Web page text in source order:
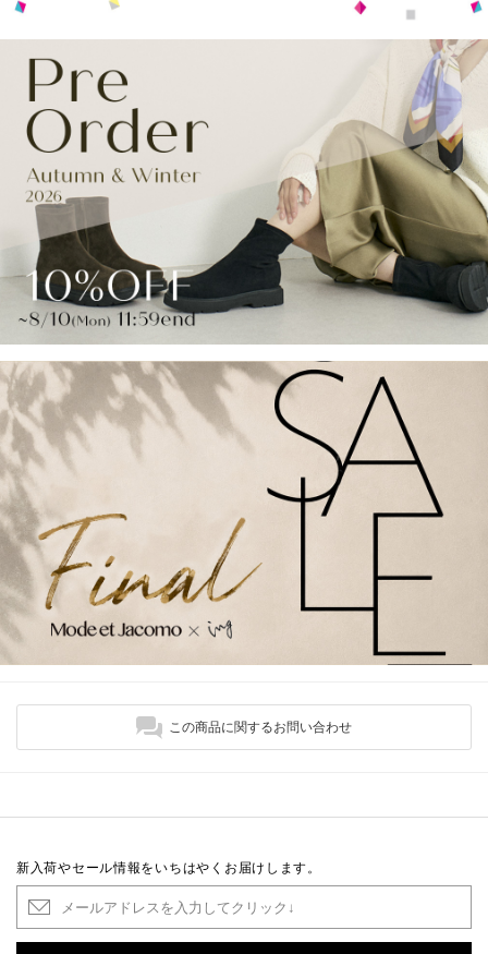
この商品に関するお問い合わせ
新入荷やセール情報をいちはやくお届けします。